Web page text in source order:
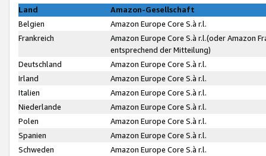
Land
Amazon-Gesellschaft
Belgien
Amazon Europe Core S.à r.l.
Frankreich
Amazon Europe Core S.à r.l.(oder Amazon
entsprechend der Mitteilung)
Deutschland
Amazon Europe Core S.à r.l.
Irland
Amazon Europe Core S.à r.l.
Italien
Amazon Europe Core S.à r.l.
Niederlande
Amazon Europe Core S.à r.l.
Polen
Amazon Europe Core S.à r.l.
Spanien
Amazon Europe Core S.à r.l.
Schweden
Amazon Europe Core S.à r.l.